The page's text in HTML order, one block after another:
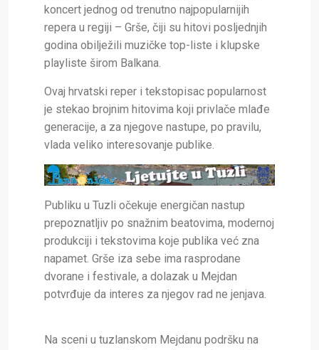
koncert jednog od trenutno najpopularnijih
repera u regiji – Grše, čiji su hitovi posljednjih
godina obilježili muzičke top-liste i klupske
playliste širom Balkana.
Ovaj hrvatski reper i tekstopisac popularnost
je stekao brojnim hitovima koji privlače mlađe
generacije, a za njegove nastupe, po pravilu,
vlada veliko interesovanje publike.
Publiku u Tuzli očekuje energičan nastup
prepoznatljiv po snažnim beatovima, modernoj
produkciji i tekstovima koje publika već zna
napamet. Grše iza sebe ima rasprodane
dvorane i festivale, a dolazak u Mejdan
potvrđuje da interes za njegov rad ne jenjava.
Na sceni u tuzlanskom Mejdanu podršku na